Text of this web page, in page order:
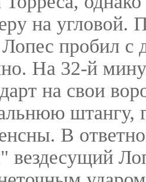
на угловой.
пробил с
На 32-й
на свои
штангу,
В
вездесущий